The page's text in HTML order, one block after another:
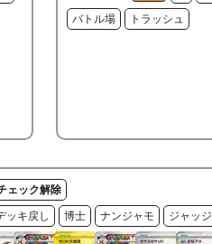
バトル場 トラッシュ
ェック解除
ッキ戻し 博士 ナンジャモ ジャッ